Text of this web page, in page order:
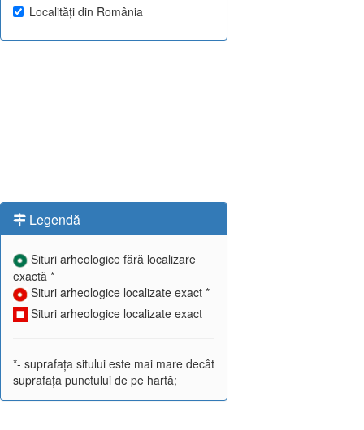
Localități din România
Legendă
Situri arheologice fără localizare
exactă *
Situri arheologice localizate exact *
Situri arheologice localizate exact
*- suprafața sitului este mai mare decât
suprafața punctului de pe hartă;